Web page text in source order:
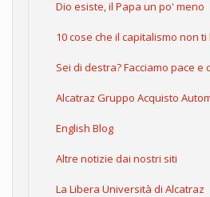
Dio esiste, il Papa un po' meno
10 cose che il capitalismo non
Sei di destra? Facciamo pace e
Alcatraz Gruppo Acquisto
English Blog
Altre notizie dai nostri siti
La Libera Università di Alcatraz